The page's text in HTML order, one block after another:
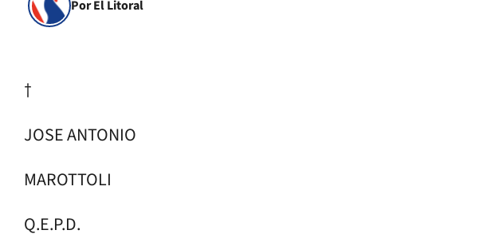
Por El Litoral
†
JOSE ANTONIO
MAROTTOLI
Q.E.P.D.